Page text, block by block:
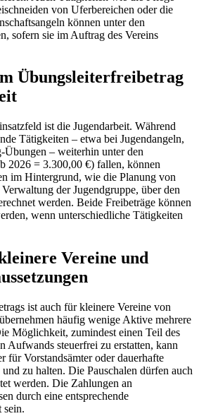
von Uferbereichen oder die
können unter den
sofern sie im Auftrag des Vereins
Übungsleiterfreibetrag
ist die Jugendarbeit. Während
Tätigkeiten – etwa bei Jugendangeln,
Übungen – weiterhin unter den
2026 = 3.300,00 €) fallen, können
im Hintergrund, wie die Planung von
der Jugendgruppe, über den
werden. Beide Freibeträge können
wenn unterschiedliche Tätigkeiten
Vereine und
ist auch für kleinere Vereine von
häufig wenige Aktive mehrere
Möglichkeit, zumindest einen Teil des
Aufwands steuerfrei zu erstatten, kann
für Vorstandsämter oder dauerhafte
zu halten. Die Pauschalen dürfen auch
werden. Die Zahlungen an
durch eine entsprechende
sein.